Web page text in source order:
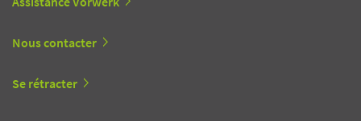
Nous contacter
Se rétracter